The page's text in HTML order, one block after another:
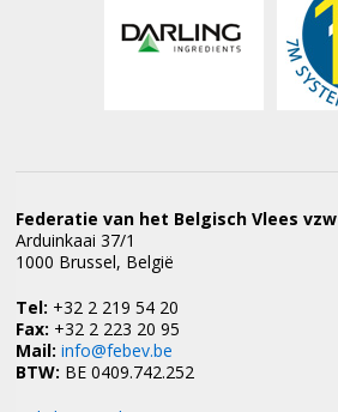
Federatie van het Belgisch Vlees vzw
Arduinkaai 37/1
1000 Brussel, België
Tel: +32 2 219 54 20
Fax: +32 2 223 20 95
Mail: info@febev.be
BTW: BE 0409.742.252